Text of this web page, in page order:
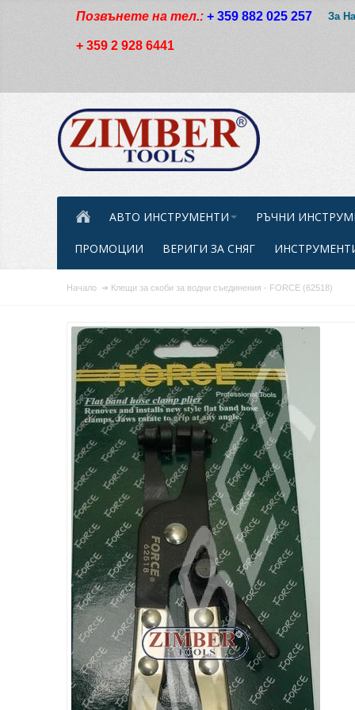
Позвънете на тел.: + 359 882 025 257
+ 359 2 928 6441
За
АВТО ИНСТРУМЕНТИ РЪЧНИ
ПРОМОЦИИ ВЕРИГИ ЗА СНЯГ
Начало Клещи за скоби за водни съединения - FORCE (62518)